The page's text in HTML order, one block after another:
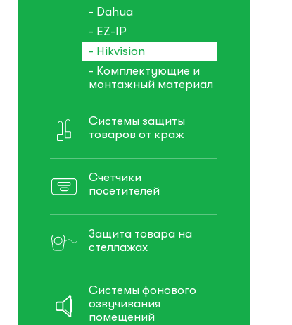
- Dahua
- EZ-IP
- Hikvision
- Комплектующие и
монтажный материал
Системы защиты
товаров от краж
Счетчики
посетителей
Защита товара на
стеллажах
Системы фонового
озвучивания
помещений